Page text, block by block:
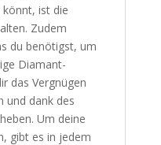
ist die
Zudem
du benötigst, um
Diamant-
das Vergnügen
und dank des
Um deine
gibt es in jedem